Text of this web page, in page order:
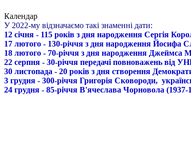
Календар
У 2022-му відзначаємо такі знаменні дати:
12 січня - 115 років з дня народження Сергія
17 лютого - 130-річчя з дня народження Йосифа
18 лютого - 70-річчя з дня народження Джеймса
22 серпня - 30-річчя передачі повноважень від
30 листопада - 20 років з дня створення
3 грудня - 300-річчя Григорія Сковороди,
24 грудня - 85-річчя В'ячеслава Чорновола (1937-